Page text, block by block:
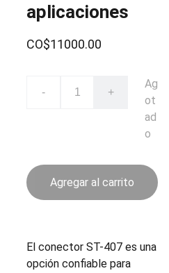
aplicaciones
CO$11000.00
- +
Ag
ot
ad
o
Agregar al carrito
El conector ST-407 es una
opción confiable para